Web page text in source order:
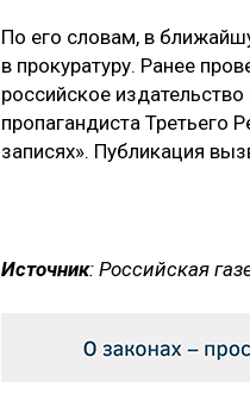
По его словам, в
в прокуратуру. Ранее
российское
пропагандиста Третьего
записях». Публикация
Источник: Российская